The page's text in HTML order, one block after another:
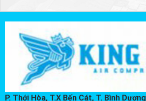
P. Thới Hòa, T.X Bến Cát, T. Bình Dương